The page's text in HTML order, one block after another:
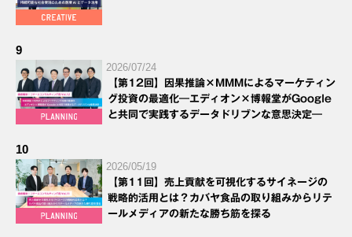
9
2026/07/24
【第12回】因果推論×MMMによるマーケティン
グ投資の最適化―エディオン×博報堂がGoogle
と共同で実践するデータドリブンな意思決定―
10
2026/05/19
【第11回】売上貢献を可視化するサイネージの
戦略的活用とは？カバヤ食品の取り組みからリテ
ールメディアの新たな勝ち筋を探る